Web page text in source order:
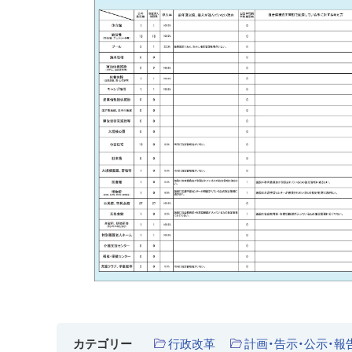
カテゴリー 行政改革 計画・告示・公示・報